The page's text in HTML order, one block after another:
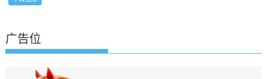
广告位